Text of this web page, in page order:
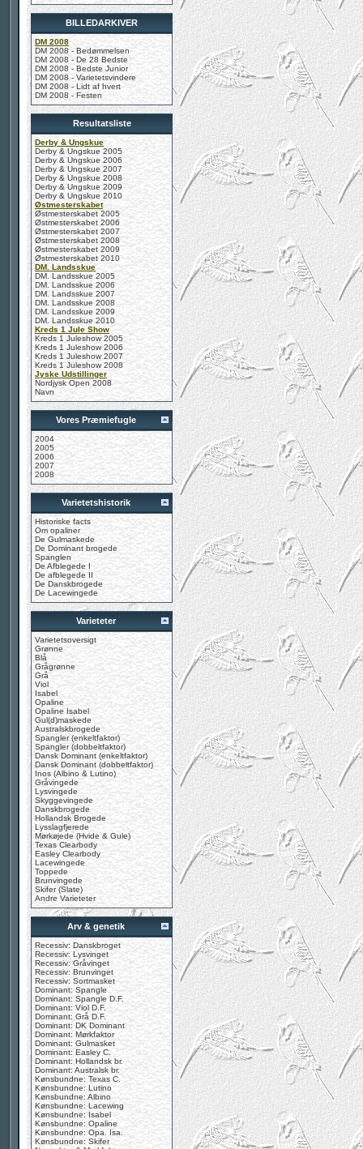
BILLEDARKIVER
DM 2008
DM 2008 - Bedømmelsen
DM 2008 - De 28 Bedste
DM 2008 - Bedste Junior
DM 2008 - Varietetsvindere
DM 2008 - Lidt af hvert
DM 2008 - Festen
Resultatsliste
Derby & Ungskue
Derby & Ungskue 2005
Derby & Ungskue 2006
Derby & Ungskue 2007
Derby & Ungskue 2008
Derby & Ungskue 2009
Derby & Ungskue 2010
Østmesterskabet
Østmesterskabet 2005
Østmesterskabet 2006
Østmesterskabet 2007
Østmesterskabet 2008
Østmesterskabet 2009
Østmesterskabet 2010
DM. Landsskue
DM. Landsskue 2005
DM. Landsskue 2006
DM. Landsskue 2007
DM. Landsskue 2008
DM. Landsskue 2009
DM. Landsskue 2010
Kreds 1 Jule Show
Kreds 1 Juleshow 2005
Kreds 1 Juleshow 2006
Kreds 1 Juleshow 2007
Kreds 1 Juleshow 2008
Jyske Udstillinger
Nordjysk Open 2008
Navn
Vores Præmiefugle
2004
2005
2006
2007
2008
Varietetshistorik
Historiske facts
Om opaliner
De Gulmaskede
De Dominant brogede
Spanglen
De Afblegede I
De afblegede II
De Danskbrogede
De Lacewingede
Varieteter
Varietetsoversigt
Grønne
Blå
Grågrønne
Grå
Viol
Isabel
Opaline
Opaline Isabel
Gul(d)maskede
Australskbrogede
Spangler (enkeltfaktor)
Spangler (dobbeltfaktor)
Dansk Dominant (enkeltfaktor)
Dansk Dominant (dobbeltfaktor)
Inos (Albino & Lutino)
Gråvingede
Lysvingede
Skyggevingede
Danskbrogede
Hollandsk Brogede
Lysslagfjerede
Mørkøjede (Hvide & Gule)
Texas Clearbody
Easley Clearbody
Lacewingede
Toppede
Brunvingede
Skifer (Slate)
Andre Varieteter
Arv & genetik
Recessiv: Danskbroget
Recessiv: Lysvinget
Recessiv: Gråvinget
Recessiv: Brunvinget
Recessiv: Sortmasket
Dominant: Spangle
Dominant: Spangle D.F.
Dominant: Viol D.F.
Dominant: Grå D.F.
Dominant: DK Dominant
Dominant: Mørkfaktor
Dominant: Gulmasket
Dominant: Easley C.
Dominant: Hollandsk br.
Dominant: Australsk br.
Kønsbundne: Texas C.
Kønsbundne: Lutino
Kønsbundne: Albino
Kønsbundne: Lacewing
Kønsbundne: Isabel
Kønsbundne: Opaline
Kønsbundne: Opa. Isa.
Kønsbundne: Skifer